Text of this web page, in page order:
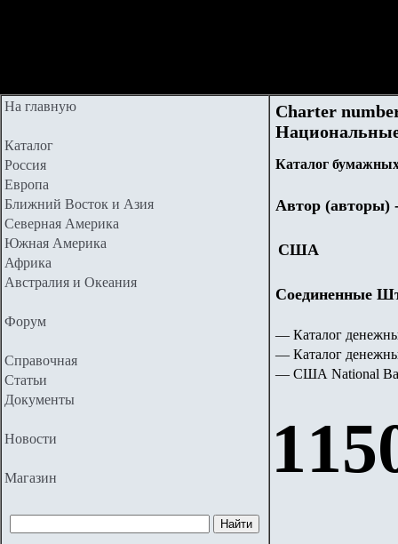
На главную
Каталог
Россия
Европа
Ближний Восток и Азия
Северная Америка
Южная Америка
Африка
Австралия и Океания
Форум
Справочная
Статьи
Документы
Новости
Магазин
Charter
Каталог
Автор
США
Соединенные
— Каталог
— Каталог
— США National
1